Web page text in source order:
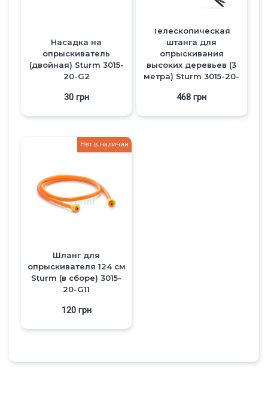
Насадка на
опрыскиватель
(двойная) Sturm 3015-
20-G2
30 грн
Телескопическая
штанга для
опрыскивания
высоких деревьев (3
метра) Sturm 3015-20-
468грн
Нет в наличии
Шланг для
опрыскивателя 124 см
Sturm (в сборе) 3015-
20-G11
120 грн